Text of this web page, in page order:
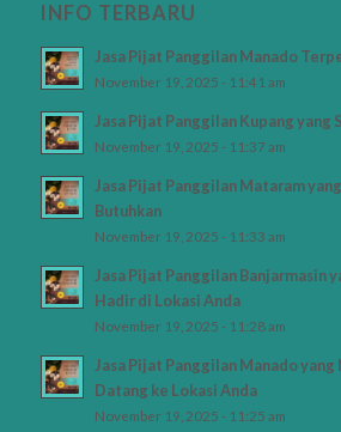
INFO TERBARU
Jasa Pijat Panggilan Manado
November 19, 2025 - 11:41 am
Jasa Pijat Panggilan Kupang yang
November 19, 2025 - 11:37 am
Jasa Pijat Panggilan Mataram
Butuhkan
November 19, 2025 - 11:33 am
Jasa Pijat Panggilan Banjarmasin
Hadir di Lokasi Anda
November 19, 2025 - 11:28 am
Jasa Pijat Panggilan Manado yang
Datang ke Lokasi Anda
November 19, 2025 - 11:25 am